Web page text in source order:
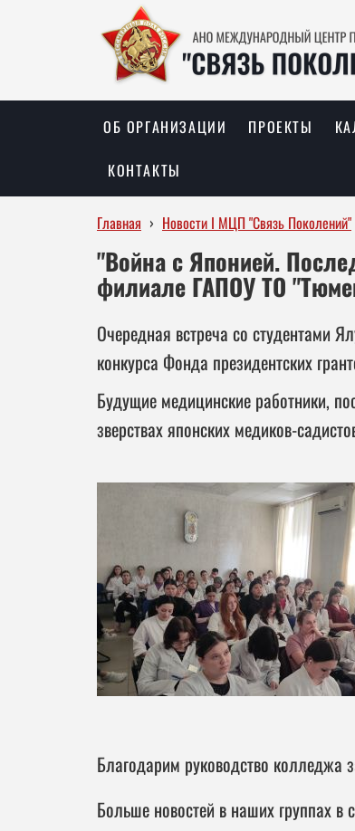
ОБ ОРГАНИЗАЦИИ ПРОЕКТЫ
КОНТАКТЫ
Главная › Новости I МЦП "Связь Поколений"
"Война с Японией.
филиале ГАПОУ ТО
Очередная встреча со студентами
конкурса Фонда президентских
Будущие медицинские работники,
зверствах японских медиков-
Благодарим руководство колледжа
Больше новостей в наших группах в